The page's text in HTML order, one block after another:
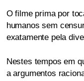
O filme prima por
humanos sem
exatamente pela
Nestes tempos em
a argumentos